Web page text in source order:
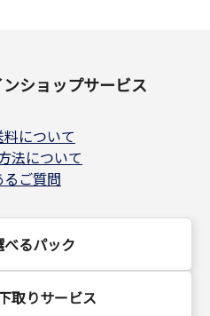
ショップサービス
について
法について
るご質問
るパック
取りサービス